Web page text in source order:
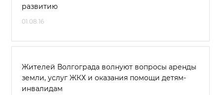
развитию
01.08.16
Жителей Волгограда волнуют вопросы аренды
земли, услуг ЖКХ и оказания помощи детям-
инвалидам